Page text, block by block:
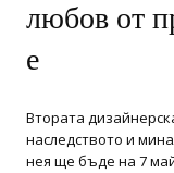
любов от
е
Втората
наследството и
нея ще бъде на 7